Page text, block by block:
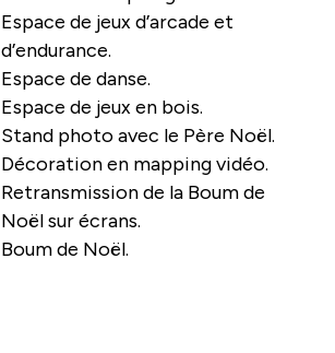
Espace de jeux d’arcade et
d’endurance.
Espace de danse.
Espace de jeux en bois.
Stand photo avec le Père Noël.
Décoration en mapping vidéo.
Retransmission de la Boum de
Noël sur écrans.
Boum de Noël.